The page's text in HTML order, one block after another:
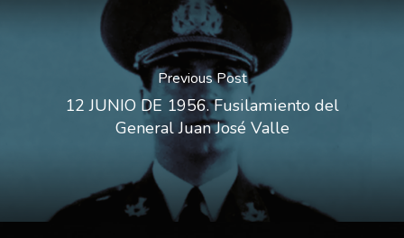
Previous Post
12 JUNIO DE 1956. Fusilamiento del
General Juan José Valle